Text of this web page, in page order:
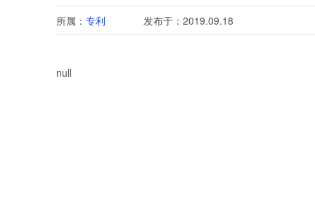
所属： 专利 发布于：2019.09.18
null